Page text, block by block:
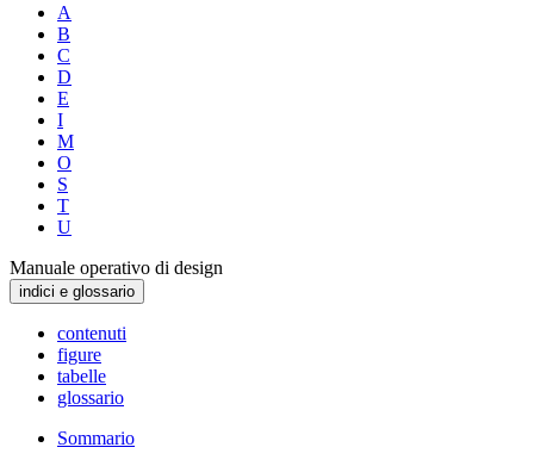
A
B
C
D
E
I
M
O
S
T
U
Manuale operativo di design
indici e glossario
contenuti
figure
tabelle
glossario
Sommario